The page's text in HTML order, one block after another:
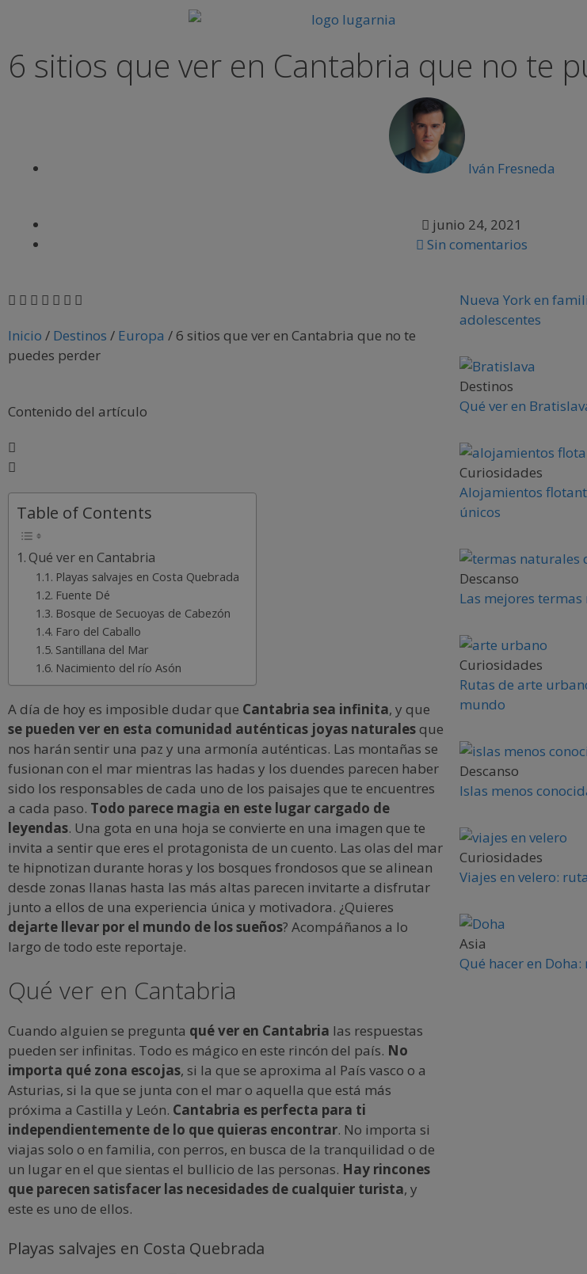
6 sitios que ver en Cantabria que no te
Iván Fresneda
junio 24, 2021
Sin comentarios
Inicio / Destinos / Europa /6 sitios que ver en Cantabria que no te
puedes perder
Contenido del artículo
Table of Contents
Qué ver en Cantabria
Playas salvajes en Costa Quebrada
Fuente Dé
Bosque de Secuoyas de Cabezón
Faro del Caballo
Santillana del Mar
Nacimiento del río Asón
A día de hoy es imposible dudar que Cantabria sea infinita, y que
se pueden ver en esta comunidad auténticas joyas naturalesque
nos harán sentir una paz y una armonía auténticas. Las montañas se
fusionan con el mar mientras las hadas y los duendes parecen haber
sido los responsables de cada uno de los paisajes que te encuentres
a cada paso. Todo parece magia en este lugar cargado de
leyendas. Una gota en una hoja se convierte en una imagen que te
invita a sentir que eres el protagonista de un cuento. Las olas del mar
te hipnotizan durante horas y los bosques frondosos que se alinean
desde zonas llanas hasta las más altas parecen invitarte a disfrutar
junto a ellos de una experiencia única y motivadora. ¿Quieres
dejarte llevar por el mundo de los sueños? Acompáñanos a lo
largo de todo este reportaje.
Qué ver en Cantabria
Cuando alguien se pregunta qué ver en Cantabria las respuestas
pueden ser infinitas. Todo es mágico en este rincón del país. No
importa qué zona escojas, si la que se aproxima al País vasco o a
Asturias, si la que se junta con el mar o aquella que está más
próxima a Castilla y León. Cantabria es perfecta para ti
independientemente de lo que quieras encontrar. No importa si
viajas solo o en familia, con perros, en busca de la tranquilidad o de
un lugar en el que sientas el bullicio de las personas. Hay rincones
que parecen satisfacer las necesidades de cualquier turista, y
este es uno de ellos.
Playas salvajes en Costa Quebrada
Nueva York en
adolescentes
Destinos
Qué ver en
Curiosidades
Alojamientos
únicos
Descanso
Las mejores
Curiosidades
Rutas de arte
mundo
Descanso
Islas menos
Curiosidades
Viajes en velero:
Asia
Qué hacer en